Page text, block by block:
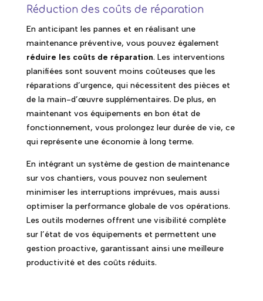
Réduction des coûts de réparation
En anticipant les pannes et en réalisant une
maintenance préventive, vous pouvez également
réduire les coûts de réparation. Les interventions
planifiées sont souvent moins coûteuses que les
réparations d’urgence, qui nécessitent des pièces et
de la main-d’œuvre supplémentaires. De plus, en
maintenant vos équipements en bon état de
fonctionnement, vous prolongez leur durée de vie, ce
qui représente une économie à long terme.
En intégrant un système de gestion de maintenance
sur vos chantiers, vous pouvez non seulement
minimiser les interruptions imprévues, mais aussi
optimiser la performance globale de vos opérations.
Les outils modernes offrent une visibilité complète
sur l’état de vos équipements et permettent une
gestion proactive, garantissant ainsi une meilleure
productivité et des coûts réduits.